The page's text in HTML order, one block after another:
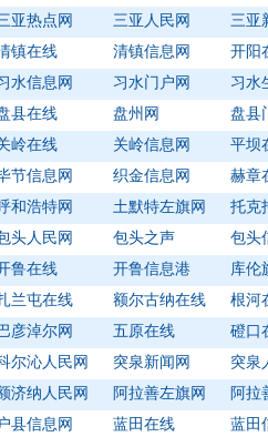
亚热点网 三亚人民网
三亚
镇在线 清镇信息网
开阳
水信息网 习水门户网
习水
县在线 盘州网
盘县
岭在线 关岭信息网
平坝
节信息网 织金信息网
赫章
和浩特网 土默特左旗网
托克
头人民网 包头之声
包头
鲁在线 开鲁信息港
库伦
兰屯在线 额尔古纳在线
根河
彦淖尔网 五原在线
磴口
尔沁人民网 突泉新闻网
突泉
济纳人民网 阿拉善左旗网
阿拉
县信息网 蓝田在线
蓝田